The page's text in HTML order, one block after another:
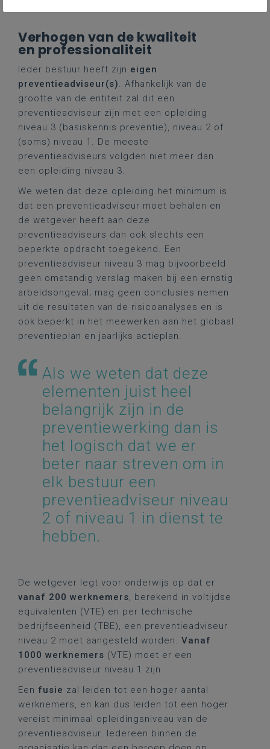
Verhogen van de kwaliteit
en professionaliteit
Ieder bestuur heeft zijn eigen
preventieadviseur(s). Afhankelijk van de
grootte van de entiteit zal dit een
preventieadviseur zijn met een opleiding
niveau 3 (basiskennis preventie), niveau 2 of
(soms) niveau 1. De meeste
preventieadviseurs volgden niet meer dan
een opleiding niveau 3.
We weten dat deze opleiding het minimum is
dat een preventieadviseur moet behalen en
de wetgever heeft aan deze
preventieadviseurs dan ook slechts een
beperkte opdracht toegekend. Een
preventieadviseur niveau 3 mag bijvoorbeeld
geen omstandig verslag maken bij een ernstig
arbeidsongeval; mag geen conclusies nemen
uit de resultaten van de risicoanalyses en is
ook beperkt in het meewerken aan het globaal
preventieplan en jaarlijks actieplan.
Als we weten dat deze
elementen juist heel
belangrijk zijn in de
preventiewerking dan is
het logisch dat we er
beter naar streven om in
elk bestuur een
preventieadviseur niveau
2 of niveau 1 in dienst te
hebben.
De wetgever legt voor onderwijs op dat er
vanaf 200 werknemers, berekend in voltijdse
equivalenten (VTE) en per technische
bedrijfseenheid (TBE), een preventieadviseur
niveau 2 moet aangesteld worden. Vanaf
1000 werknemers (VTE) moet er een
preventieadviseur niveau 1 zijn.
Een fusie zal leiden tot een hoger aantal
werknemers, en kan dus leiden tot een hoger
vereist minimaal opleidingsniveau van de
preventieadviseur. Iedereen binnen de